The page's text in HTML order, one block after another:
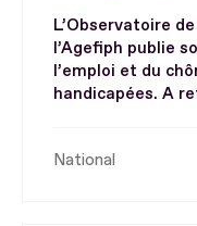
L’Observatoire
l’Agefiph publie
l’emploi et du
handicapées. A
National